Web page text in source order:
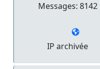
Messages: 8142
IP archivée